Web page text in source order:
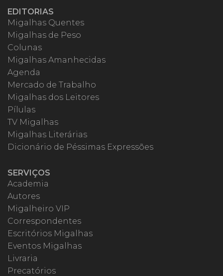
EDITORIAS
Migalhas Quentes
Migalhas de Peso
Colunas
Migalhas Amanhecidas
Agenda
Mercado de Trabalho
Migalhas dos Leitores
Pílulas
TV Migalhas
Migalhas Literárias
Dicionário de Péssimas Expressões
SERVIÇOS
Academia
Autores
Migalheiro VIP
Correspondentes
Escritórios Migalhas
Eventos Migalhas
Livraria
Precatórios